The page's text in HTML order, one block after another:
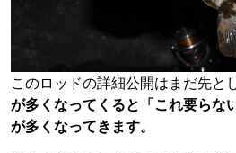
このロッドの詳細公開はまだ先と
が多くなってくると「これ要らな
が多くなってきます。